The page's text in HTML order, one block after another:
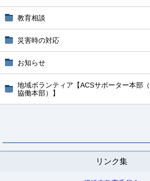
教育相談
災害時の対応
お知らせ
地域ボランティア【ACSサポーター本部
協働本部）】
リンク集